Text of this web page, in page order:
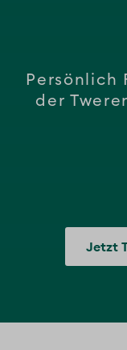
Persönlich
der
In stilvoller
exklusiv zu den
Jetzt